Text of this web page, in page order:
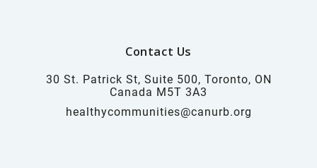
Contact Us
30 St. Patrick St, Suite 500, Toronto, ON
Canada M5T 3A3
healthycommunities@canurb.org